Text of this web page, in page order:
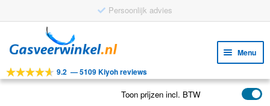
Persoonlijk advies
door
navigatie
naar
inhoud
Menu
Tools 9.2 —5109 Kiyoh reviews
Toon prijzen incl. BTW